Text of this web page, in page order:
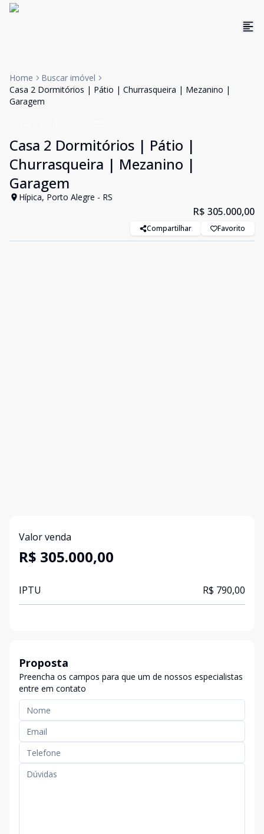
Home
Buscar imóvel
Casa 2 Dormitórios | Pátio | Churrasqueira | Mezanino |
Garagem
Casa 2 Dormitórios | Pátio |
Churrasqueira | Mezanino |
Garagem
Hípica, Porto Alegre - RS
R$ 305.000,00
Compartilhar Favorito
Valor venda
R$ 305.000,00
IPTU R$ 790,00
Proposta
Preencha os campos para que um de nossos especialistas
entre em contato